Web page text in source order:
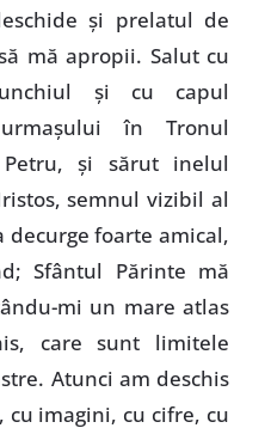
şi prelatul de
mă apropii. Salut cu
şi cu capul
în Tronul
şi sărut inelul
semnul vizibil al
foarte amical,
Sfântul Părinte mă
mi un mare atlas
care sunt limitele
Atunci am deschis
imagini, cu cifre, cu